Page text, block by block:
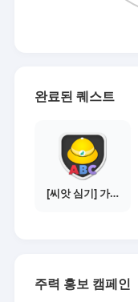
완료된 퀘스트
[씨앗 심기] 가이드보기 - 매체별 활동 가이드
주력 홍보 캠페인